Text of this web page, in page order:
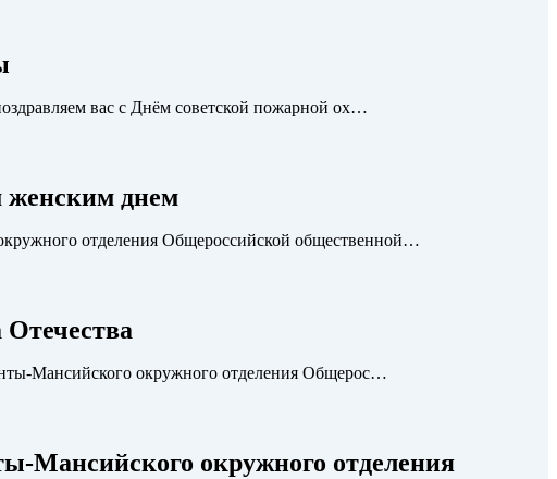
вас с Днём советской пожарной ох…
женским днем
отделения Общероссийской общественной…
Мансийского окружного отделения Общерос…
Мансийского окружного отделения